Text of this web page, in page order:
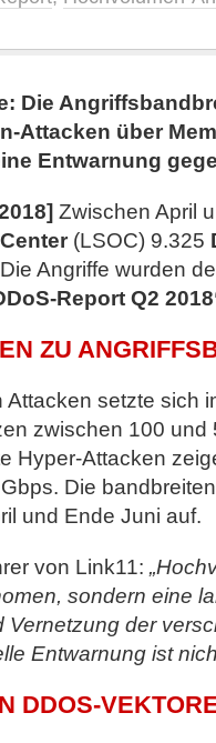
Die
Attacken über
Entwarnung
Zwischen April
(LSOC) 9.325
Angriffe wurden
Report Q2
ZU
setzte sich
zwischen 100
Hyper-Attacken
Die
und Ende Juni auf.
von Link11:
sondern eine
Vernetzung der
Entwarnung ist
DDOS-